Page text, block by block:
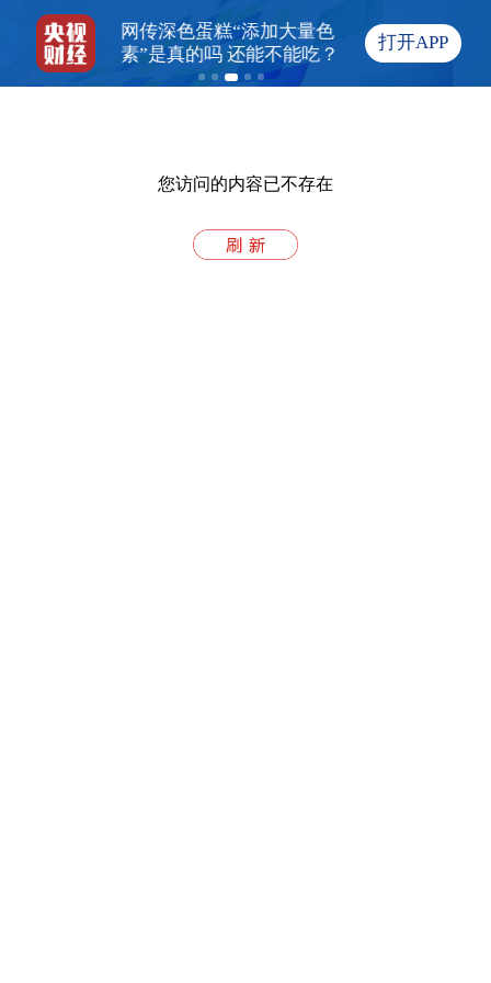
房持续走
何“链”成？
网传深色蛋糕“添加大量色
素”是真的吗 还能不能吃？
国家统计局：7月
比上涨0.5% PPI
打开APP
您访问的内容已不存在